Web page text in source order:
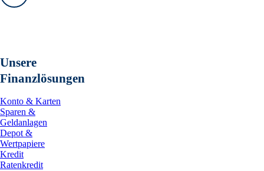
Vorwärts
Unsere
Finanzlösungen
Konto & Karten
Sparen &
Geldanlagen
Depot &
Wertpapiere
Kredit
Ratenkredit